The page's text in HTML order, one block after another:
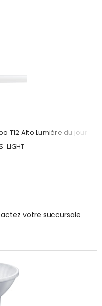
T12 Alto Lumière du jour
-LIGHT
votre succursale